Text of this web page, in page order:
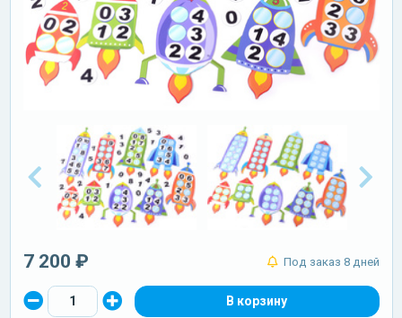
7 200 ₽ Под заказ 8 дней